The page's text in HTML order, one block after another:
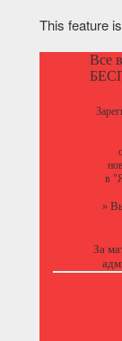
This feature
Все
в
»
За